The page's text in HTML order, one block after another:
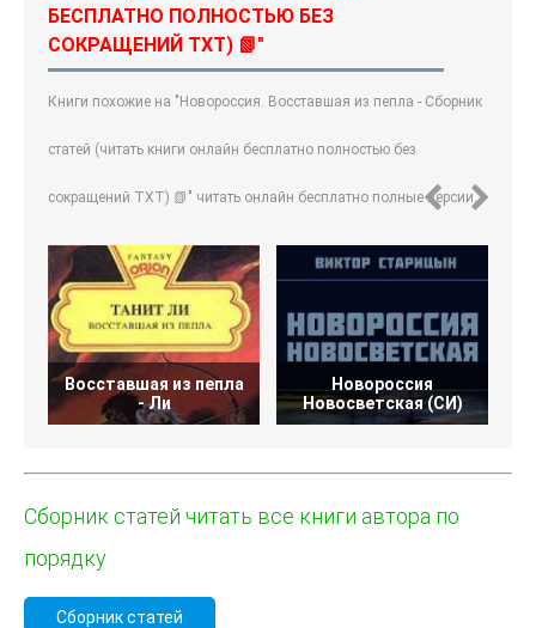
БЕСПЛАТНО ПОЛНОСТЬЮ БЕЗ
СОКРАЩЕНИЙ TXT) 📗"
Книги похожие на "Новороссия. Восставшая из пепла - Сборник
статей (читать книги онлайн бесплатно полностью без
сокращений TXT) 📗" читать онлайн бесплатно полные версии.
Восставшая из пепла
- Ли
Новороссия
Новосветская (СИ)
Сборник статей читать все книги автора по
порядку
Сборник статей